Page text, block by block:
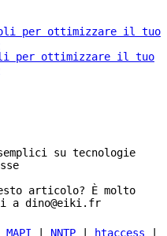
per ottimizzare il tuo
su tecnologie
articolo? È molto
a dino@eiki.fr
MAPI NNTP htaccess